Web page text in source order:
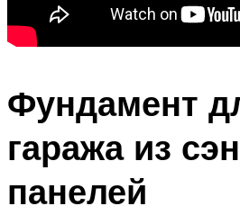
Фундамент
гаража из
панелей